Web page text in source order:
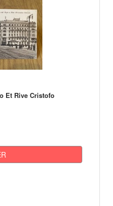
Et Rive Cristofo